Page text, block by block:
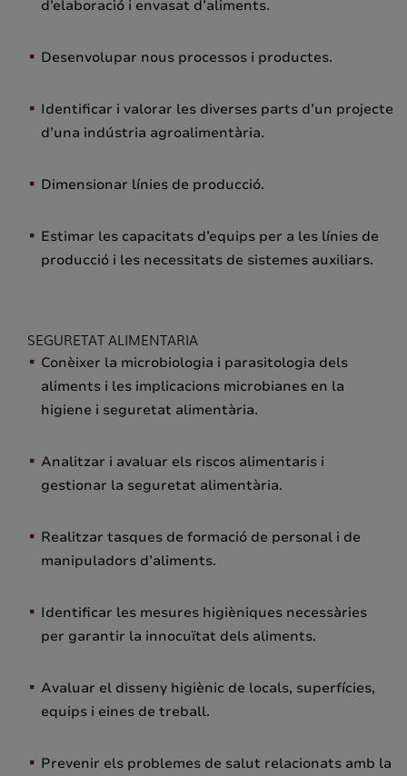
d’elaboració i envasat d’aliments.
Desenvolupar nous processos i productes.
Identificar i valorar les diverses parts d’un projecte
d’una indústria agroalimentària.
Dimensionar línies de producció.
Estimar les capacitats d’equips per a les línies de
producció i les necessitats de sistemes auxiliars.
SEGURETAT ALIMENTARIA
Conèixer la microbiologia i parasitologia dels
aliments i les implicacions microbianes en la
higiene i seguretat alimentària.
Analitzar i avaluar els riscos alimentaris i
gestionar la seguretat alimentària.
Realitzar tasques de formació de personal i de
manipuladors d’aliments.
Identificar les mesures higièniques necessàries
per garantir la innocuïtat dels aliments.
Avaluar el disseny higiènic de locals, superfícies,
equips i eines de treball.
Prevenir els problemes de salut relacionats amb la